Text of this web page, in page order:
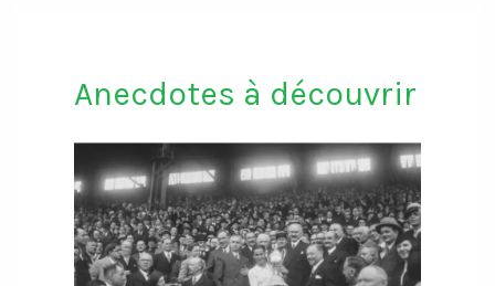
Anecdotes à découvrir